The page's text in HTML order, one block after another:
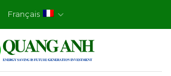
Français